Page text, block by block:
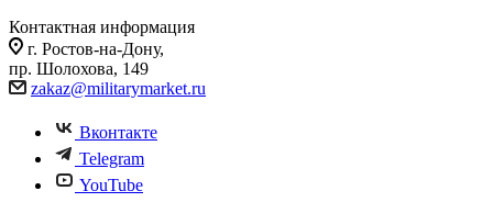
Контактная информация
г. Ростов-на-Дону,
пр. Шолохова, 149
zakaz@militarymarket.ru
Вконтакте
Telegram
YouTube